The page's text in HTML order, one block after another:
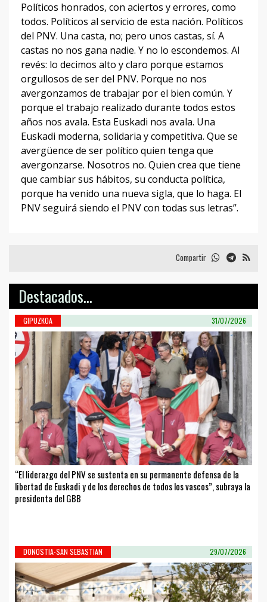
Políticos honrados, con aciertos y errores, como
todos. Políticos al servicio de esta nación. Políticos
del PNV. Una casta, no; pero unos castas, sí. A
castas no nos gana nadie. Y no lo escondemos. Al
revés: lo decimos alto y claro porque estamos
orgullosos de ser del PNV. Porque no nos
avergonzamos de trabajar por el bien común. Y
porque el trabajo realizado durante todos estos
años nos avala. Esta Euskadi nos avala. Una
Euskadi moderna, solidaria y competitiva. Que se
avergüence de ser político quien tenga que
avergonzarse. Nosotros no. Quien crea que tiene
que cambiar sus hábitos, su conducta política,
porque ha venido una nueva sigla, que lo haga. El
PNV seguirá siendo el PNV con todas sus letras”.
Compartir
Destacados...
GIPUZKOA 31/07/2026
“El liderazgo del PNV se sustenta en su permanente defensa de la
libertad de Euskadi y de los derechos de todos los vascos”, subraya la
presidenta del GBB
DONOSTIA-SAN SEBASTIAN 29/07/2026